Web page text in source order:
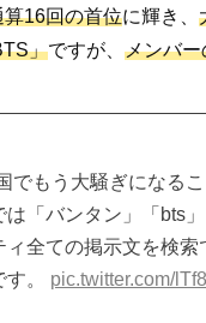
16回の首位に輝き、
」ですが、 メンバ
でもう大騒ぎになる
は「バンタン」「bts
全ての掲示文を検
。 pic.twitter.com/